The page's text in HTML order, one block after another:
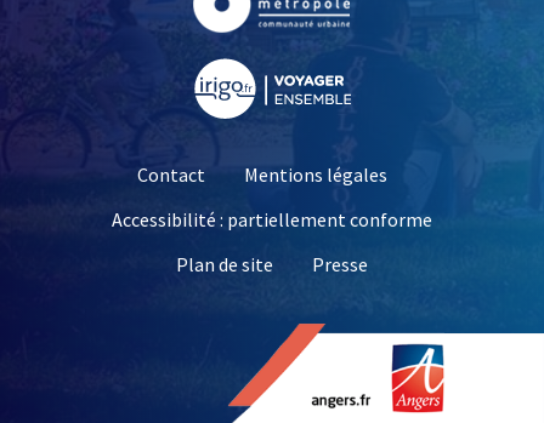
Contact
Mentions légales
Accessibilité : partiellement conforme
Plan de site
Presse